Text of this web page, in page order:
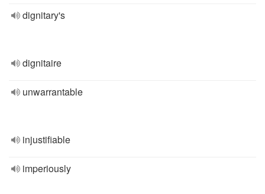
dignitary's
dignitaire
unwarrantable
injustifiable
imperiously